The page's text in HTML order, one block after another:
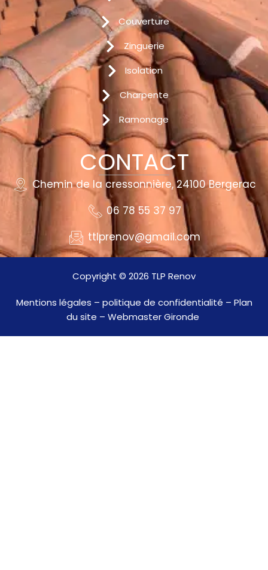
Couverture
Zinguerie
Isolation
Charpente
Ramonage
CONTACT
Chemin de la cressonnière, 24100 Bergerac
06 78 55 37 97
ttlprenov@gmail.com
Copyright © 2026 TLP Renov
Mentions légales – politique de confidentialité – Plan
du site – Webmaster Gironde